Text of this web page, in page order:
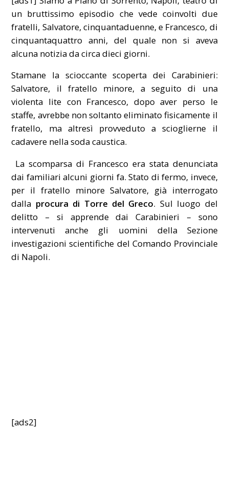
un bruttissimo episodio che vede coinvolti due
fratelli, Salvatore, cinquantaduenne, e Francesco, di
cinquantaquattro anni, del quale non si aveva
alcuna notizia da circa dieci giorni.
Stamane la scioccante scoperta dei Carabinieri:
Salvatore, il fratello minore, a seguito di una
violenta lite con Francesco, dopo aver perso le
staffe, avrebbe non soltanto eliminato fisicamente il
fratello, ma altresì provveduto a scioglierne il
cadavere nella soda caustica.
La scomparsa di Francesco era stata denunciata
dai familiari alcuni giorni fa. Stato di fermo, invece,
per il fratello minore Salvatore, già interrogato
dalla procura di Torre del Greco. Sul luogo del
delitto – si apprende dai Carabinieri – sono
intervenuti anche gli uomini della Sezione
investigazioni scientifiche del Comando Provinciale
di Napoli.
[ads2]